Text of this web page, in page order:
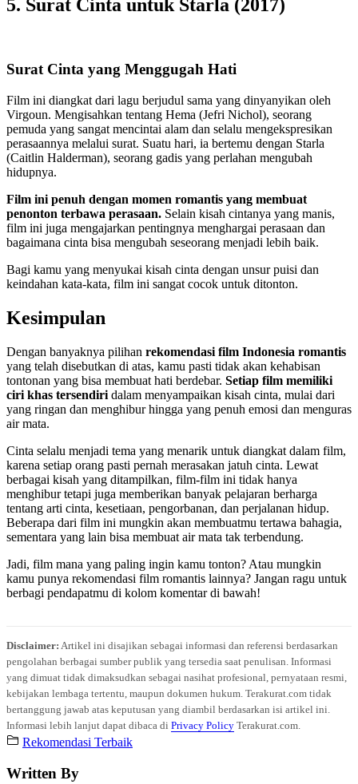
5. Surat Cinta untuk Starla (2017)
Surat Cinta yang Menggugah Hati
Film ini diangkat dari lagu berjudul sama yang dinyanyikan oleh
Virgoun. Mengisahkan tentang Hema (Jefri Nichol), seorang
pemuda yang sangat mencintai alam dan selalu mengekspresikan
perasaannya melalui surat. Suatu hari, ia bertemu dengan Starla
(Caitlin Halderman), seorang gadis yang perlahan mengubah
hidupnya.
Film ini penuh dengan momen romantis yang membuat
penonton terbawa perasaan. Selain kisah cintanya yang manis,
film ini juga mengajarkan pentingnya menghargai perasaan dan
bagaimana cinta bisa mengubah seseorang menjadi lebih baik.
Bagi kamu yang menyukai kisah cinta dengan unsur puisi dan
keindahan kata-kata, film ini sangat cocok untuk ditonton.
Kesimpulan
Dengan banyaknya pilihan rekomendasi film Indonesia romantis
yang telah disebutkan di atas, kamu pasti tidak akan kehabisan
tontonan yang bisa membuat hati berdebar. Setiap film memiliki
ciri khas tersendiri dalam menyampaikan kisah cinta, mulai dari
yang ringan dan menghibur hingga yang penuh emosi dan menguras
air mata.
Cinta selalu menjadi tema yang menarik untuk diangkat dalam film,
karena setiap orang pasti pernah merasakan jatuh cinta. Lewat
berbagai kisah yang ditampilkan, film-film ini tidak hanya
menghibur tetapi juga memberikan banyak pelajaran berharga
tentang arti cinta, kesetiaan, pengorbanan, dan perjalanan hidup.
Beberapa dari film ini mungkin akan membuatmu tertawa bahagia,
sementara yang lain bisa membuat air mata tak terbendung.
Jadi, film mana yang paling ingin kamu tonton? Atau mungkin
kamu punya rekomendasi film romantis lainnya? Jangan ragu untuk
berbagi pendapatmu di kolom komentar di bawah!
Disclaimer: Artikel ini disajikan sebagai informasi dan referensi berdasarkan
pengolahan berbagai sumber publik yang tersedia saat penulisan. Informasi
yang dimuat tidak dimaksudkan sebagai nasihat profesional, pernyataan resmi,
kebijakan lembaga tertentu, maupun dokumen hukum. Terakurat.com tidak
bertanggung jawab atas keputusan yang diambil berdasarkan isi artikel ini.
Informasi lebih lanjut dapat dibaca di Privacy Policy Terakurat.com.
Rekomendasi Terbaik
Written By